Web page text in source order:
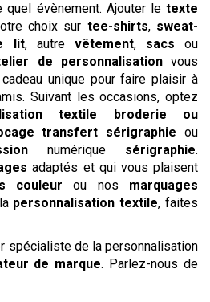
quel évènement. Ajouter le texte
choix sur tee-shirts, sweat-
lit, autre vêtement, sacs ou
de personnalisationvous
unique pour faire plaisir à
Suivant les occasions, optez
textile
broderie ou
transfert sérigraphie ou
numérique sérigraphie.
adaptés et qui vous plaisent
couleur ou nos marquages
personnalisation textile, faites
spécialiste de la personnalisation
de marque. Parlez-nous de